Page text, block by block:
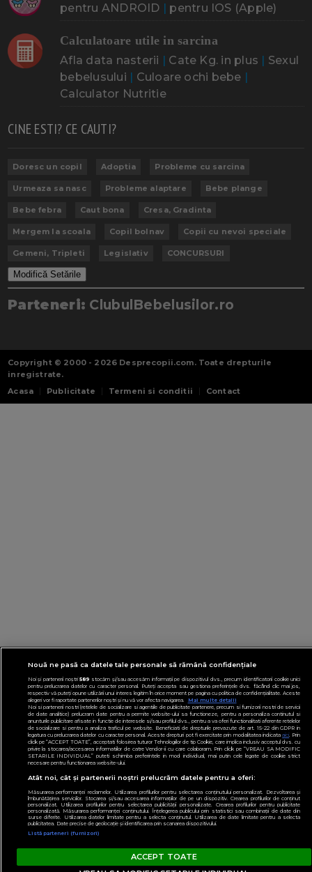
pentru ANDROID | pentru IOS (Apple)
Calculatoare utile in sarcina
Afla data nasterii | Cate Kg. in plus | Sexul
bebelusului | Culoare ochi bebe |
Calculator Nutritie
CINE ESTI? CE CAUTI?
Doresc un copil Adoptia Probleme cu sarcina
Urmeaza sa nasc Probleme alaptare Bebe plange
Bebe febra Caut bona Cresa, Gradinta
Mergem la scoala Copil bolnav Copii cu nevoi speciale
Gemeni, Tripleti Legislativ CONCURSURI
Modifică Setările
Parteneri: ClubulBebelusilor.ro
Copyright © 2000 - 2026 Desprecopii.com. Toate drepturile
inregistrate.
Acasa
Publicitate Termeni si conditii Contact
Nouă ne pasă ca datele tale personale să rămână confidențiale
Noi și partenerii noștri589 stocăm și/sau accesăm informații pe dispozitivul dvs., precum identificatorii cookie unici
pentru prelucrarea datelor cu caracter personal. Puteți accepta sau gestiona preferințele dvs. făcând clic mai jos,
respectiv vă puteți opune utilizării unui interes legitim în orice moment pe pagina cu politica de confidențialitate. Aceste
alegeri vor fi raportate partenerilor noștri și nu vă vor afecta navigarea.
Mai multe detalii
Noi si partenerii nostri (retelele de socializare si agentiile de publicitate partenere, precum si furnizorii nostri de servicii
de date analitice) prelucram date pentru a permite website-ului sa functioneze, pentru a personaliza continutul si
anunturile publicitare afisate in functie de interesele si/sau profilul dvs., pentru a va oferi functionalitati aferente retelelor
de socializare si pentru a analiza traficul pe website. Beneficiati de drepturile prevazute de art. 15-22 din GDPR in
legatura cu prelucrarea datelor cu caracter personal. Aceste drepturi pot fi exercitate prin modalitatea indicataaici. Prin
click pe “ACCEPT TOATE”, acceptati folosirea tuturor Tehnologiilor de tip Cookie, care implica inclusiv acceptul dvs. cu
privire la stocarea/accesarea informatiilor de catre Vendor-ii cu care colaboram. Prin click pe “VREAU SA MODIFIC
SETARILE INDIVIDUAL” puteti schimba preferintele in mod individual, mai putin cele legate de cookie strict
necesare pentru functionarea website-ului.
Atât noi, cât și partenerii noștri prelucrăm datele pentru a oferi:
Măsurarea performanței reclamelor. Utilizarea profilurilor pentru selectarea conținutului personalizat. Dezvoltarea și
îmbunătățirea serviciilor. Stocarea și/sau accesarea informațiilor de pe un dispozitiv. Crearea profilurilor de conținut
personalizat. Utilizarea profilurilor pentru selectarea publicității personalizate. Crearea profilurilor pentru publicitate
personalizată. Măsurarea performanței conținutului. Înțelegerea publicului prin statistici sau combinații de date din
surse diferite. Utilizarea datelor limitate pentru a selecta conținutul. Utilizarea de date limitate pentru a selecta
publicitatea. Date precise de geolocație și identificarea prin scanarea dispozitivului.
Listă parteneri (furnizori)
ACCEPT TOATE